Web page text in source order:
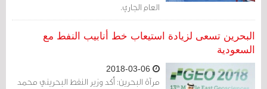
العام الجاري.
البحرين تسعى لزيادة استيعاب خط أنابيب النفط مع
السعودية
مرآة البحرين: أكد وزير النفط البحريني محمد